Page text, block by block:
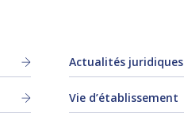
Actualités juridiques
Vie d’établissement